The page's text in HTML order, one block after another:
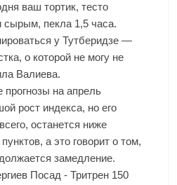
ваш тортик, тесто
сырым, пекла 1,5 часа.
у Тутберидзе —
о которой не могу не
Валиева.
на апрель
рост индекса, но его
останется ниже
а это говорит о том,
замедление.
Посад - Тритрен 150